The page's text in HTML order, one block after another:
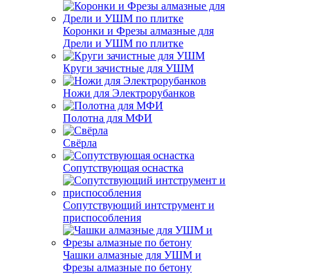
Коронки и Фрезы алмазные для
Дрели и УШМ по плитке
Круги зачистные для УШМ
Ножи для Электрорубанков
Полотна для МФИ
Свёрла
Сопутствующая оснастка
Сопутствующий интструмент и
приспособления
Чашки алмазные для УШМ и
Фрезы алмазные по бетону